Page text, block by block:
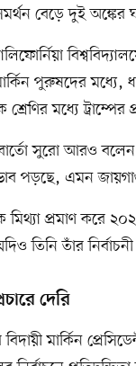
বেড়ে দুই অঙ্কের
পুরুষদের মধ্যে,
শ্রেণির মধ্যে
সুরো আরও
পড়ছে, এমন
মিথ্যা প্রমাণ করে
তিনি তাঁর
দেরি
মার্কিন